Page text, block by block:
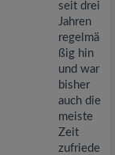
seit drei
Jahren
regelmä
ßig hin
und war
bisher
auch die
meiste
Zeit
zufriede